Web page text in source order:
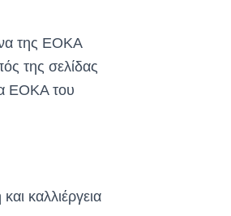
της ΕΟΚΑ
της σελίδας
ΕΟΚΑ του
καλλιέργεια